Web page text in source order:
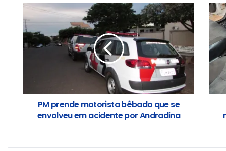
PM prende motorista bêbado que se
envolveu em acidente por Andradina